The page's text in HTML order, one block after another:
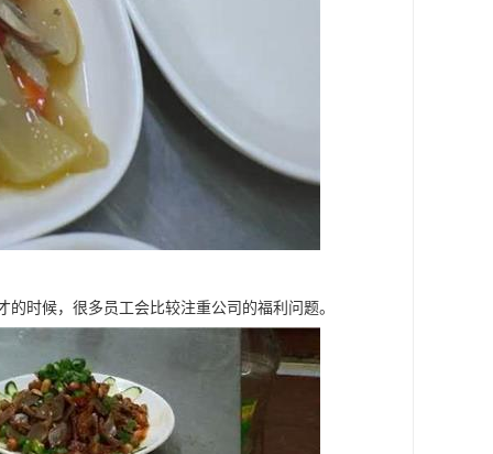
时候，很多员工会比较注重公司的福利问题。